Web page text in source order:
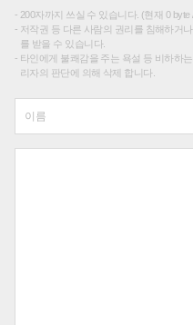
200자까지 쓰실 수 있습니다. (현재 0 byte
저작권 등 다른 사람의 권리를 침해하거
를 받을 수 있습니다.
타인에게 불쾌감을 주는 욕설 등 비하하
리자의 판단에 의해 삭제 합니다.